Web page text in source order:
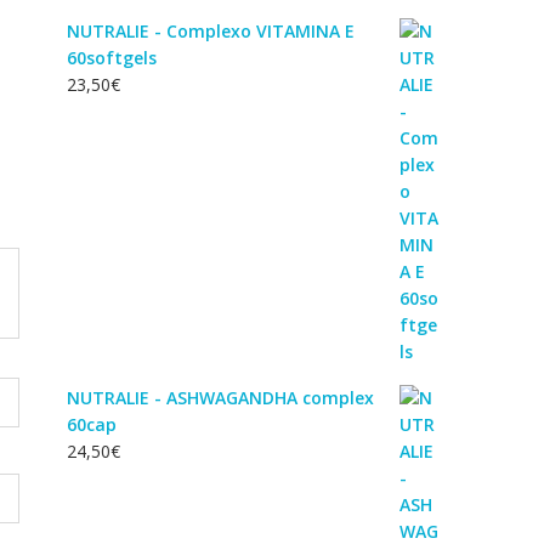
NUTRALIE - Complexo VITAMINA E
60softgels
23,50€
NUTRALIE - ASHWAGANDHA complex
60cap
24,50€